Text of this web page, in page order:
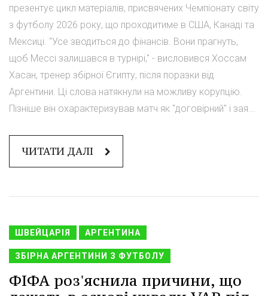
презентує цикл матеріалів, присвячених Чемпіонату світу
з футболу 2026 року, що проходитиме в США, Канаді та
Мексиці. "Усе зводиться до фінансів. Вони прагнуть,
щоб Мессі залишався в турнірі," - висловився Хоссам
Хасан, тренер збірної Єгипту, після поразки від
Аргентини. Ці слова натякнули на можливу корупцію.
Пізніше він охарактеризував матч як "договірний" і зая...
ЧИТАТИ ДАЛІ
ШВЕЙЦАРІЯ АРГЕНТИНА
ЗБІРНА АРГЕНТИНИ З ФУТБОЛУ
ФІФА роз'яснила причини, що